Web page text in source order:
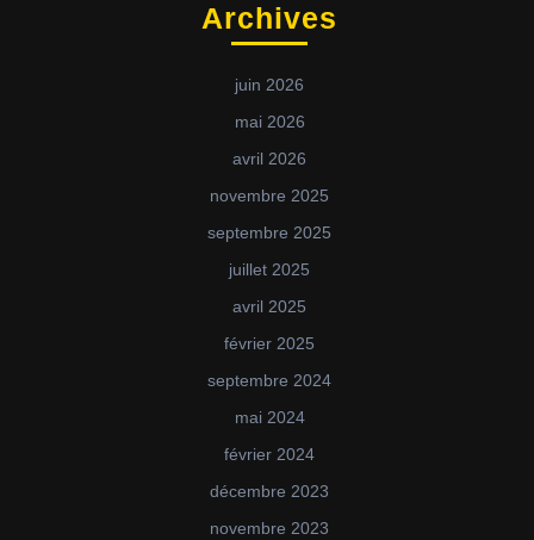
Archives
juin 2026
mai 2026
avril 2026
novembre 2025
septembre 2025
juillet 2025
avril 2025
février 2025
septembre 2024
mai 2024
février 2024
décembre 2023
novembre 2023